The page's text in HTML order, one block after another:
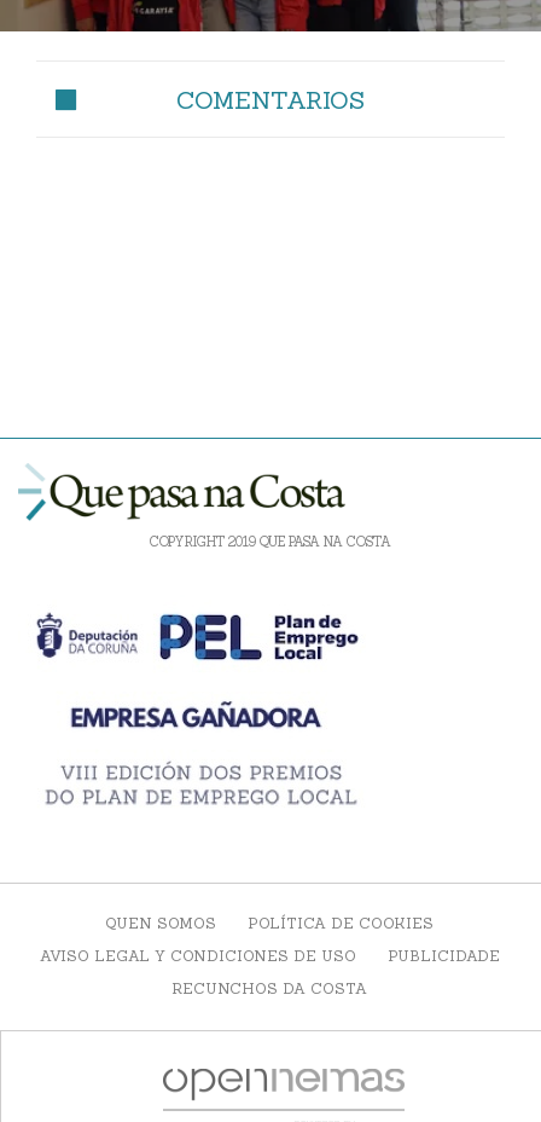
COMENTARIOS
COPYRIGHT 2019 QUE PASA NA COSTA
QUEN SOMOS
POLÍTICA DE COOKIES
AVISO LEGAL Y CONDICIONES DE USO
PUBLICIDADE
RECUNCHOS DA COSTA